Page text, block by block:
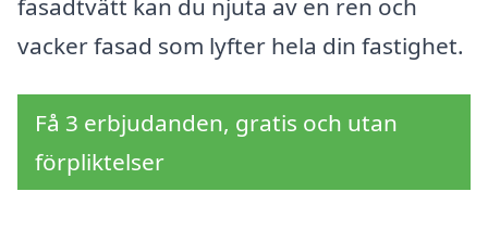
fasadtvätt kan du njuta av en ren och
vacker fasad som lyfter hela din fastighet.
Få 3 erbjudanden, gratis och utan
förpliktelser